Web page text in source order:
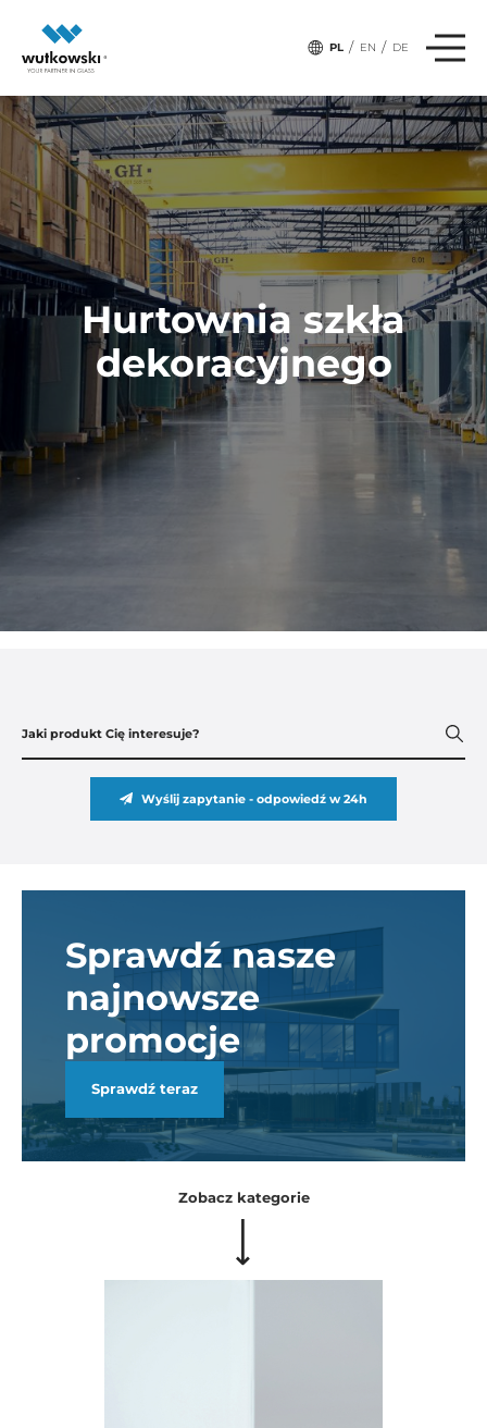
PL / EN / DE
Hurtownia szkła
dekoracyjnego
Wyślij zapytanie - odpowiedź w 24h
Sprawdź nasze
najnowsze
promocje
Sprawdź teraz
Zobacz kategorie